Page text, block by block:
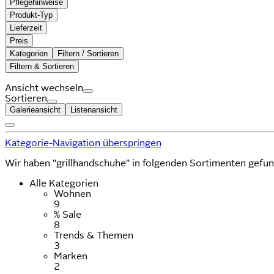
Pflegehinweise
Produkt-Typ
Lieferzeit
Preis
Kategorien
Filtern / Sortieren
Filtern & Sortieren
Ansicht wechseln
Sortieren
Galerieansicht Listenansicht
Kategorie-Navigation überspringen
Wir haben "grillhandschuhe" in folgenden Sortimenten
Alle Kategorien
Wohnen
9
% Sale
8
Trends & Themen
3
Marken
2